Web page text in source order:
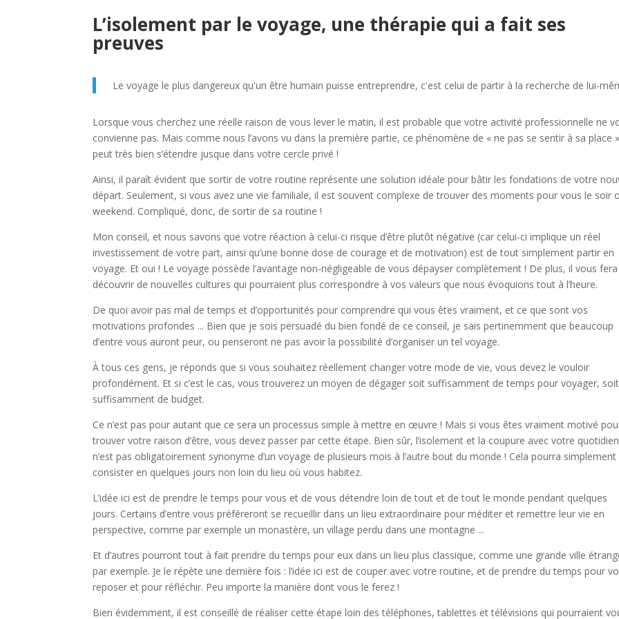
L’isolement par le voyage, une thérapie qui a fait ses
preuves
Le voyage le plus dangereux qu'un être humain puisse entreprendre, c'est celui de partir à la recherche de lui-
Lorsque vous cherchez une réelle raison de vous lever le matin, il est probable que votre activité professionnelle ne
convienne pas. Mais comme nous l’avons vu dans la première partie, ce phénomène de « ne pas se sentir à sa place »
peut très bien s’étendre jusque dans votre cercle privé !
Ainsi, il paraît évident que sortir de votre routine représente une solution idéale pour bâtir les fondations de votre
départ. Seulement, si vous avez une vie familiale, il est souvent complexe de trouver des moments pour vous le soir
weekend. Compliqué, donc, de sortir de sa routine !
Mon conseil, et nous savons que votre réaction à celui-ci risque d’être plutôt négative (car celui-ci implique un réel
investissement de votre part, ainsi qu’une bonne dose de courage et de motivation) est de tout simplement partir en
voyage. Et oui ! Le voyage possède l’avantage non-négligeable de vous dépayser complètement ! De plus, il vous fera
découvrir de nouvelles cultures qui pourraient plus correspondre à vos valeurs que nous évoquions tout à l’heure.
De quoi avoir pas mal de temps et d’opportunités pour comprendre qui vous êtes vraiment, et ce que sont vos
motivations profondes ... Bien que je sois persuadé du bien fondé de ce conseil, je sais pertinemment que beaucoup
d’entre vous auront peur, ou penseront ne pas avoir la possibilité d’organiser un tel voyage.
À tous ces gens, je réponds que si vous souhaitez réellement changer votre mode de vie, vous devez le vouloir
profondément. Et si c’est le cas, vous trouverez un moyen de dégager soit suffisamment de temps pour voyager, soit
suffisamment de budget.
Ce n’est pas pour autant que ce sera un processus simple à mettre en œuvre ! Mais si vous êtes vraiment motivé
trouver votre raison d’être, vous devez passer par cette étape. Bien sûr, l’isolement et la coupure avec votre quotidien
n’est pas obligatoirement synonyme d’un voyage de plusieurs mois à l’autre bout du monde ! Cela pourra simplement
consister en quelques jours non loin du lieu où vous habitez.
L’idée ici est de prendre le temps pour vous et de vous détendre loin de tout et de tout le monde pendant quelques
jours. Certains d’entre vous préféreront se recueillir dans un lieu extraordinaire pour méditer et remettre leur vie en
perspective, comme par exemple un monastère, un village perdu dans une montagne ...
Et d’autres pourront tout à fait prendre du temps pour eux dans un lieu plus classique, comme une grande ville
par exemple. Je le répète une dernière fois : l’idée ici est de couper avec votre routine, et de prendre du temps pour
reposer et pour réfléchir. Peu importe la manière dont vous le ferez !
Bien évidemment, il est conseillé de réaliser cette étape loin des téléphones, tablettes et télévisions qui pourraient